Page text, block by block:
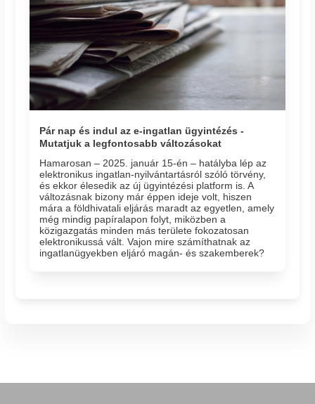
Pár nap és indul az e-ingatlan ügyintézés -
Mutatjuk a legfontosabb változásokat
Hamarosan – 2025. január 15-én – hatályba lép az
elektronikus ingatlan-nyilvántartásról szóló törvény,
és ekkor élesedik az új ügyintézési platform is. A
változásnak bizony már éppen ideje volt, hiszen
mára a földhivatali eljárás maradt az egyetlen, amely
még mindig papíralapon folyt, miközben a
közigazgatás minden más területe fokozatosan
elektronikussá vált. Vajon mire számíthatnak az
ingatlanügyekben eljáró magán- és szakemberek?